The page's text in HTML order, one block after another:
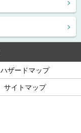
ハザードマップ
サイトマップ